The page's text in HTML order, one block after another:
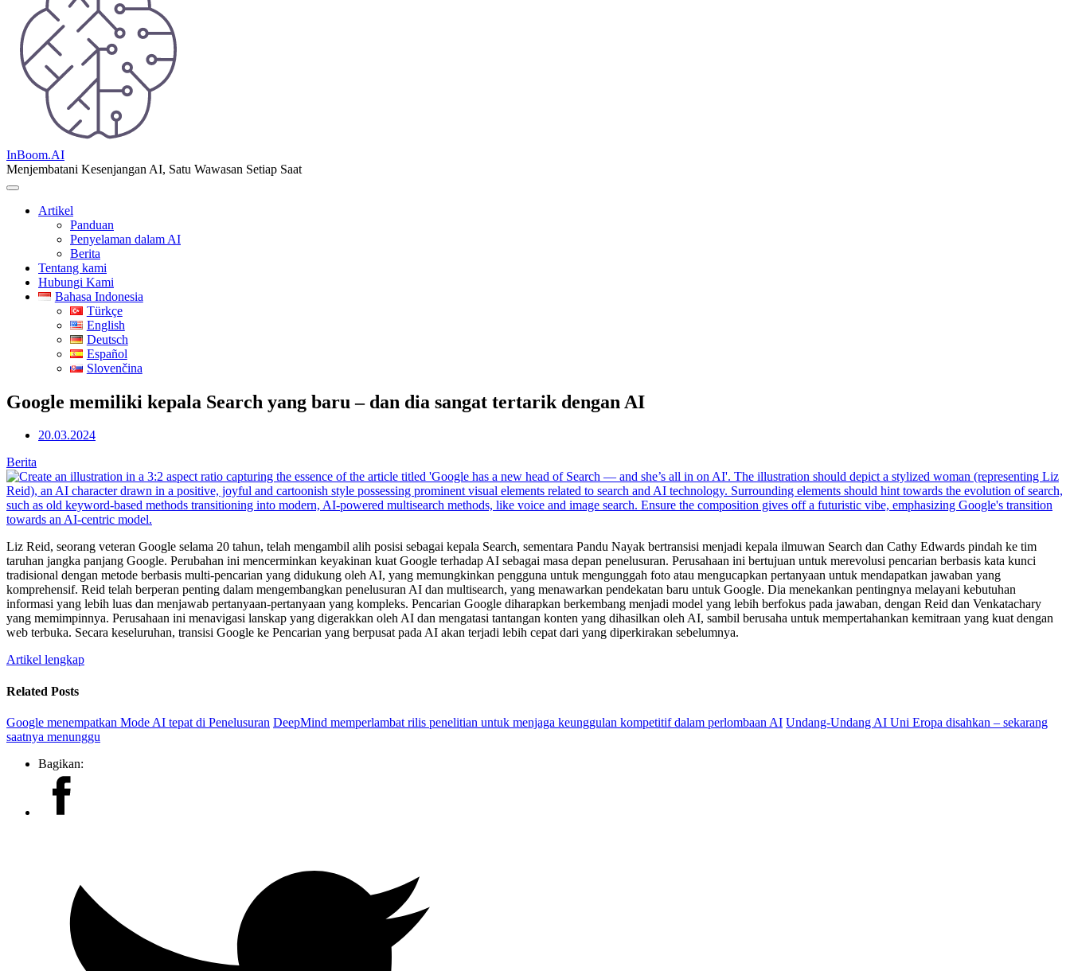
InBoom.AI
Menjembatani Kesenjangan AI, Satu Wawasan Setiap Saat
Artikel
Panduan
Penyelaman dalam AI
Berita
Tentang kami
Hubungi Kami
Bahasa Indonesia
Türkçe
English
Deutsch
Español
Slovenčina
Google memiliki kepala Search yang baru – dan dia sangat tertarik dengan AI
20.03.2024
Berita
Liz Reid, seorang veteran Google selama 20 tahun, telah mengambil alih posisi sebagai kepala Search, sementara Pandu Nayak bertransisi menjadi kepala ilmuwan Search dan Cathy Edwards pindah ke tim
taruhan jangka panjang Google. Perubahan ini mencerminkan keyakinan kuat Google terhadap AI sebagai masa depan penelusuran. Perusahaan ini bertujuan untuk merevolusi pencarian berbasis kata kunci
tradisional dengan metode berbasis multi-pencarian yang didukung oleh AI, yang memungkinkan pengguna untuk mengunggah foto atau mengucapkan pertanyaan untuk mendapatkan jawaban yang
komprehensif. Reid telah berperan penting dalam mengembangkan penelusuran AI dan multisearch, yang menawarkan pendekatan baru untuk Google. Dia menekankan pentingnya melayani kebutuhan
informasi yang lebih luas dan menjawab pertanyaan-pertanyaan yang kompleks. Pencarian Google diharapkan berkembang menjadi model yang lebih berfokus pada jawaban, dengan Reid dan Venkatachary
yang memimpinnya. Perusahaan ini menavigasi lanskap yang digerakkan oleh AI dan mengatasi tantangan konten yang dihasilkan oleh AI, sambil berusaha untuk mempertahankan kemitraan yang kuat dengan
web terbuka. Secara keseluruhan, transisi Google ke Pencarian yang berpusat pada AI akan terjadi lebih cepat dari yang diperkirakan sebelumnya.
Artikel lengkap
Related Posts
Google menempatkan Mode AI tepat di Penelusuran DeepMind memperlambat rilis penelitian untuk menjaga keunggulan kompetitif dalam perlombaan AI Undang-Undang AI Uni Eropa disahkan – sekarang
saatnya menunggu
Bagikan: